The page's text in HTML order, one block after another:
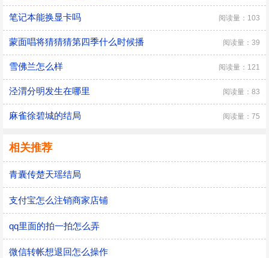
笔记本能换显卡吗 阅读量：103
蒙面唱将猜猜猜第四季什么时候播 阅读量：39
雪佛兰怎么样 阅读量：121
泾渭分明发生在哪里 阅读量：83
麻雀徐碧城的结局 阅读量：75
相关推荐
青囊传楚天瑶结局
支付宝怎么注销商家店铺
qq里面的拍一拍怎么弄
微信转帐想退回怎么操作